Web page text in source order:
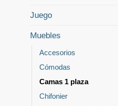
Juego
Muebles
Accesorios
Cómodas
Camas 1 plaza
Chifonier